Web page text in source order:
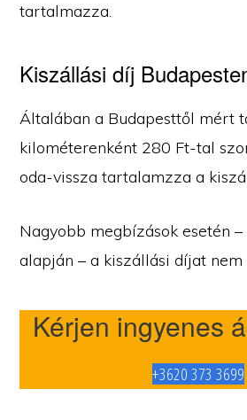
tartalmazza.
Kiszállási díj
Általában a Budapesttől mért
kilométerenként 280 Ft-tal
oda-vissza tartalamzza a
Nagyobb megbízások esetén
alapján – a kiszállási díjat
Kérjen ingyenes
+3620 373 3699